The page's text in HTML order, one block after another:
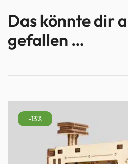
Das könnte dir
gefallen …
-13%